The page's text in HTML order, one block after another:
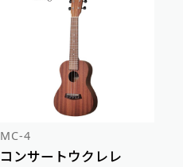
新着順
価格が安い順
価格が高い順
MC-4
コンサートウクレレ